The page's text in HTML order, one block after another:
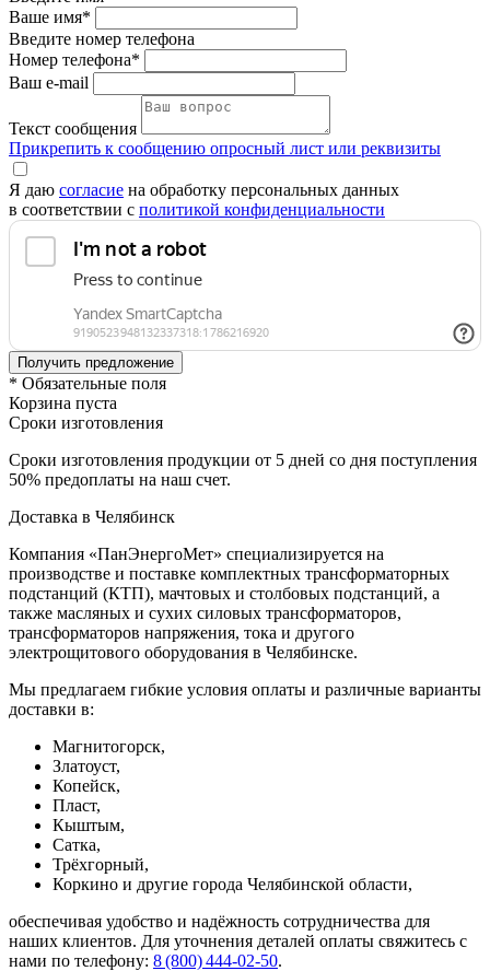
Ваше имя*
Введите номер телефона
Номер телефона*
Ваш e-mail
Текст сообщения
Прикрепить к сообщению опросный лист или реквизиты
Я даю согласие на обработку персональных данных
в соответствии с политикой конфиденциальности
* Обязательные поля
Корзина пуста
Сроки изготовления
Сроки изготовления продукции от 5 дней со дня поступления
50% предоплаты на наш счет.
Доставка в Челябинск
Компания «ПанЭнергоМет» специализируется на
производстве и поставке комплектных трансформаторных
подстанций (КТП), мачтовых и столбовых подстанций, а
также масляных и сухих силовых трансформаторов,
трансформаторов напряжения, тока и другого
электрощитового оборудования в Челябинске.
Мы предлагаем гибкие условия оплаты и различные варианты
доставки в:
Магнитогорск,
Златоуст,
Копейск,
Пласт,
Кыштым,
Сатка,
Трёхгорный,
Коркино и другие города Челябинской области,
обеспечивая удобство и надёжность сотрудничества для
наших клиентов. Для уточнения деталей оплаты свяжитесь с
нами по телефону: 8 (800) 444‑02‑50.